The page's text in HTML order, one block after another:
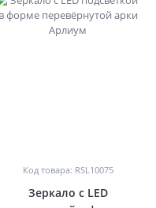
Код товара: RSL10075
Зеркало с LED